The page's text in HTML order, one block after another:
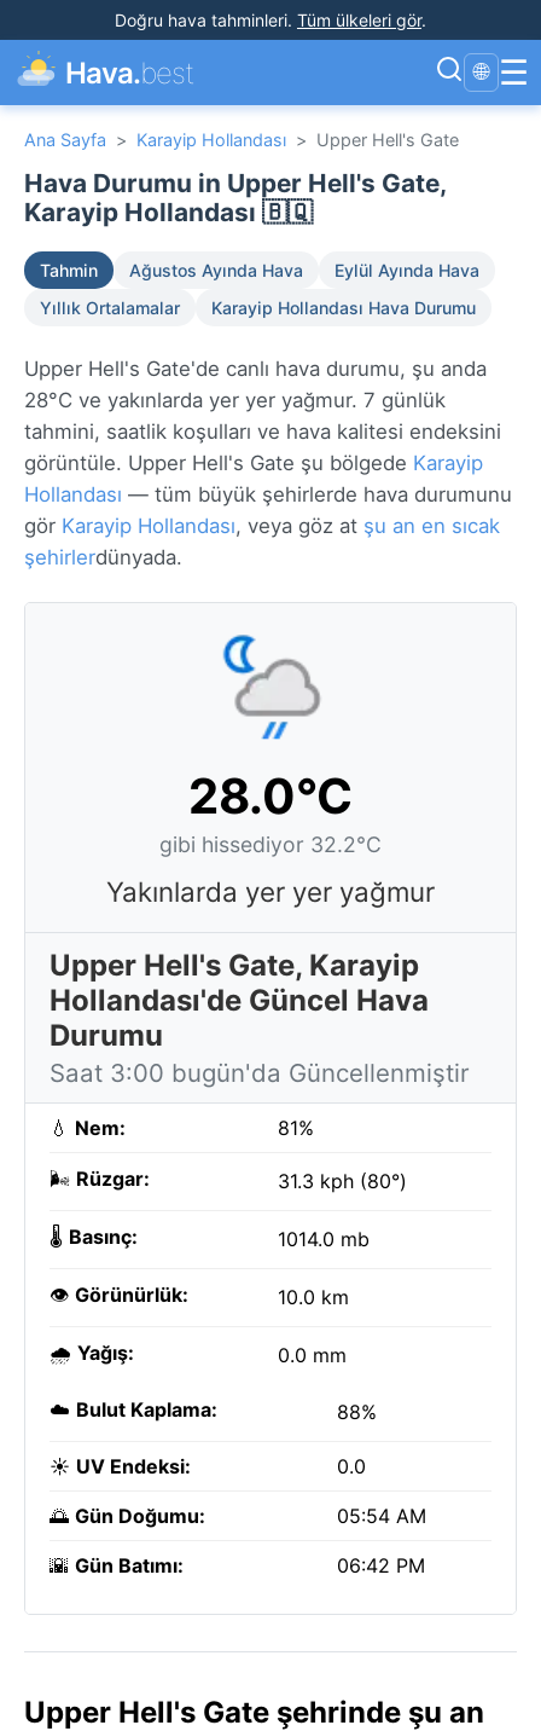
Doğru hava tahminleri. Tüm ülkeleri gör.
Hava.best 🌐 ☰
Ana Sayfa > Karayip Hollandası > Upper Hell's Gate
Hava Durumu in Upper Hell's Gate,
Karayip Hollandası 🇧🇶
Tahmin Ağustos Ayında Hava
Eylül Ayında Hava
Yıllık Ortalamalar
Karayip Hollandası Hava Durumu
Upper Hell's Gate'de canlı hava durumu, şu anda
28°C ve yakınlarda yer yer yağmur. 7 günlük
tahmini, saatlik koşulları ve hava kalitesi endeksini
görüntüle. Upper Hell's Gate şu bölgede Karayip
Hollandası — tüm büyük şehirlerde hava durumunu
gör Karayip Hollandası, veya göz at şu an en sıcak
şehirlerdünyada.
28.0°C
gibi hissediyor 32.2°C
Yakınlarda yer yer yağmur
Upper Hell's Gate, Karayip
Hollandası'de Güncel Hava
Durumu
Saat 3:00 bugün'da Güncellenmiştir
💧 Nem: 81%
🌬️ Rüzgar: 31.3 kph (80°)
🌡️ Basınç: 1014.0 mb
👁️ Görünürlük: 10.0 km
🌧️ Yağış: 0.0 mm
☁️ Bulut Kaplama: 88%
☀️ UV Endeksi: 0.0
🌅 Gün Doğumu: 05:54 AM
🌇 Gün Batımı: 06:42 PM
Upper Hell's Gate şehrinde şu an